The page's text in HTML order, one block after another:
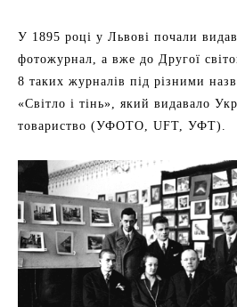
У 1895 році у Львові почали
фотожурнал, а вже до Другої
8 таких журналів під різними
«Світло і тінь», який видавало
товариство (УФОТО, UFT, УФТ).